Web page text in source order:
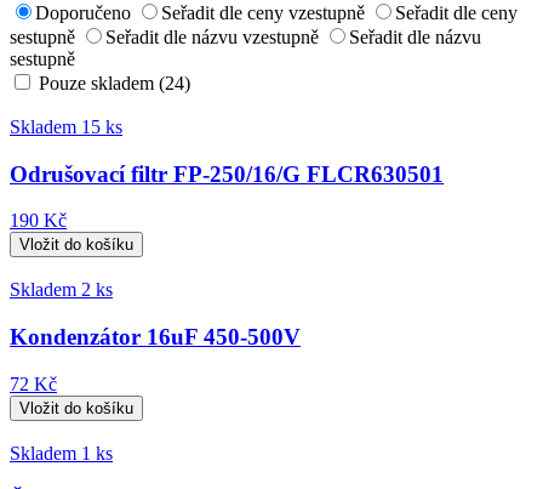
Doporučeno
Seřadit dle ceny vzestupně
Seřadit dle ceny
sestupně
Seřadit dle názvu vzestupně
Seřadit dle názvu
sestupně
Pouze skladem (24)
Skladem 15 ks
Odrušovací filtr FP-250/16/G FLCR630501
190 Kč
Skladem 2 ks
Kondenzátor 16uF 450-500V
72 Kč
Skladem 1 ks